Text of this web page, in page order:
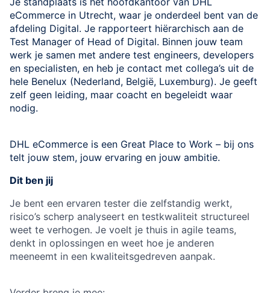
eCommerce in Utrecht, waar je onderdeel bent van de
afdeling Digital. Je rapporteert hiërarchisch aan de
Test Manager of Head of Digital. Binnen jouw team
werk je samen met andere test engineers, developers
en specialisten, en heb je contact met collega’s uit de
hele Benelux (Nederland, België, Luxemburg). Je geeft
zelf geen leiding, maar coacht en begeleidt waar
nodig.
DHL eCommerce is een Great Place to Work – bij ons
telt jouw stem, jouw ervaring en jouw ambitie.
Dit ben jij
Je bent een ervaren tester die zelfstandig werkt,
risico’s scherp analyseert en testkwaliteit structureel
weet te verhogen. Je voelt je thuis in agile teams,
denkt in oplossingen en weet hoe je anderen
meeneemt in een kwaliteitsgedreven aanpak.